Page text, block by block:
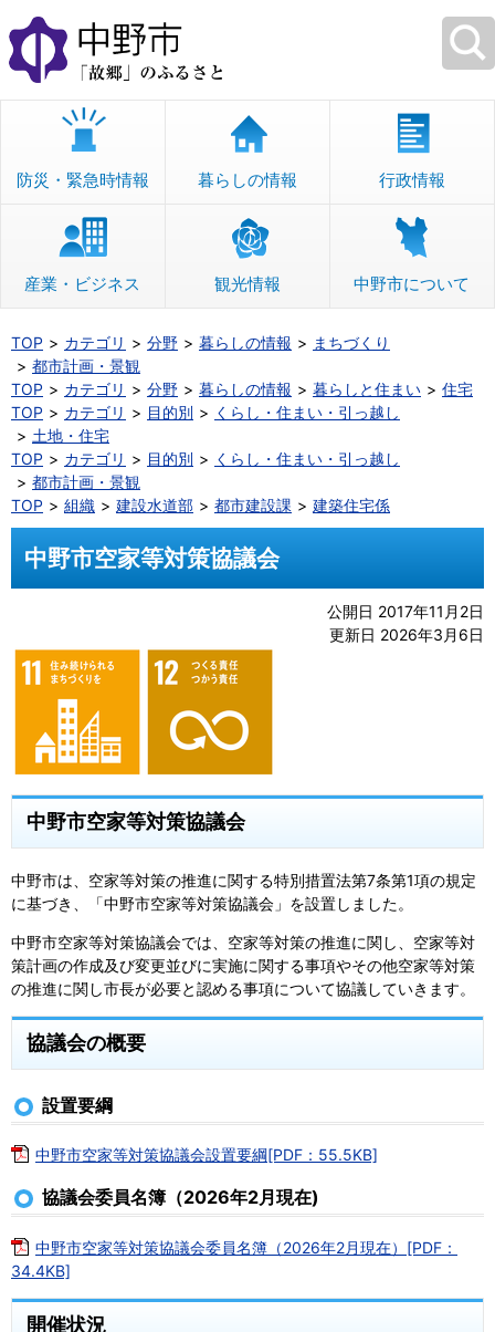
本
文
へ
移
防災・緊急時情報 暮らしの情報 行政情報
産業・ビジネス 観光情報 中野市について
TOP カテゴリ 分野 暮らしの情報
まちづくり
都市計画・景観
TOP
カテゴリ 分野 暮らしの情報 暮らしと住まい
住宅
TOP
カテゴリ 目的別
くらし・住まい・引っ越し
土地・住宅
TOP
カテゴリ 目的別
くらし・住まい・引っ越し
都市計画・景観
TOP
組織 建設水道部 都市建設課 建築住宅係
中野市空家等対策協議会
公開日 2017年11月2日
更新日 2026年3月6日
中野市空家等対策協議会
中野市は、空家等対策の推進に関する特別措置法第7条第1項の規定
に基づき、「中野市空家等対策協議会」を設置しました。
中野市空家等対策協議会では、空家等対策の推進に関し、空家等対
策計画の作成及び変更並びに実施に関する事項やその他空家等対策
の推進に関し市長が必要と認める事項について協議していきます。
協議会の概要
設置要綱
中野市空家等対策協議会設置要綱[PDF：55.5KB]
協議会委員名簿（2026年2月現在)
中野市空家等対策協議会委員名簿（2026年2月現在）[PDF：
34.4KB]
開催状況